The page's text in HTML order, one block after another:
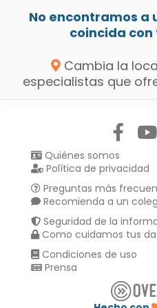
No encontramos a
coincida
Cambia la
especialistas que
Quiénes somos
Política de privacidad
Preguntas más
Recomienda a un
Seguridad de la
Como cuidamos tus
Condiciones de uso
Prensa